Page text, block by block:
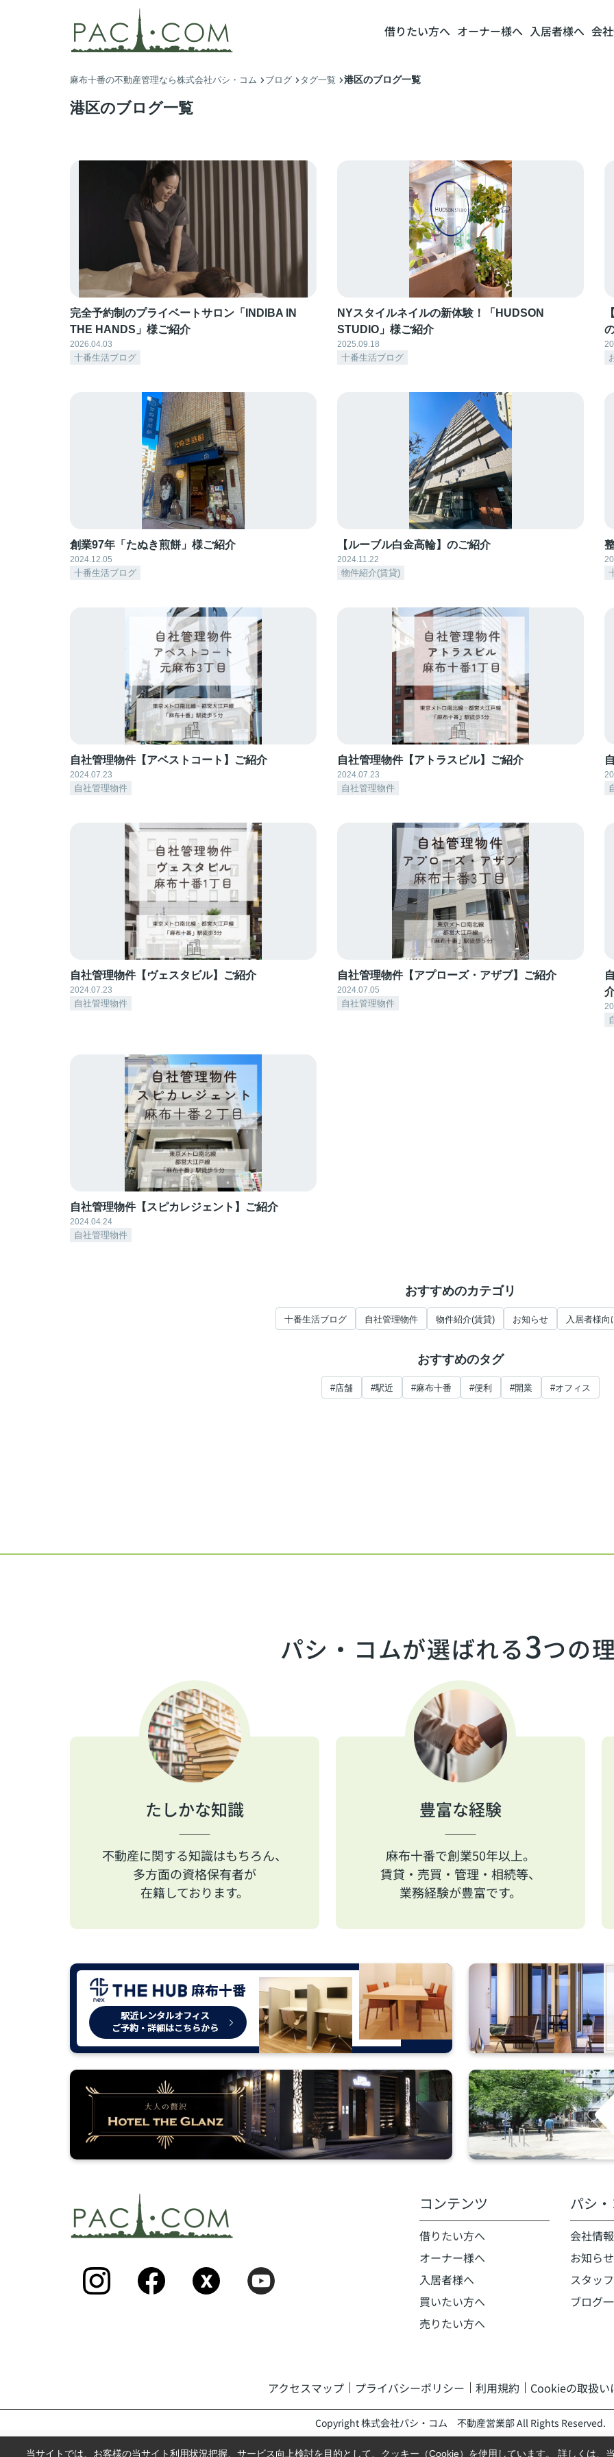
借りたい方へ オーナー様へ 入居者様へ 会
麻布十番の不動産管理なら株式会社パシ・コム ブログ タグ一覧 港区のブログ一覧
港区のブログ一覧
完全予約制のプライベートサロン「INDIBA IN
THE HANDS」様ご紹介
2026.04.03
十番生活ブログ
NYスタイルネイルの新体験！「HUDSON
STUDIO」様ご紹介
2025.09.18
十番生活ブログ
創業97年「たぬき煎餅」様ご紹介
2024.12.05
十番生活ブログ
【ルーブル白金高輪】のご紹介
2024.11.22
物件紹介(賃貸)
自社管理物件【アベストコート】ご紹介
2024.07.23
自社管理物件
自社管理物件【アトラスビル】ご紹介
2024.07.23
自社管理物件
自社管理物件【ヴェスタビル】ご紹介
2024.07.23
自社管理物件
自社管理物件【アプローズ・アザブ】ご紹介
2024.07.05
自社管理物件
自社管理物件【スピカレジェント】ご紹介
2024.04.24
自社管理物件
おすすめのカテゴリ
十番生活ブログ 自社管理物件 物件紹介(賃貸) お知らせ 入居者様向
おすすめのタグ
#店舗 #駅近 #麻布十番 #便利 #開業 #オフィス
パシ・コムが選ばれる3つの
たしかな知識
不動産に関する知識はもちろん、
多方面の資格保有者が
在籍しております。
豊富な経験
麻布十番で創業50年以上。
賃貸・売買・管理・相続等、
業務経験が豊富です。
コンテンツ
借りたい方へ
オーナー様へ
入居者様へ
買いたい方へ
売りたい方へ
パシ
会社情報
お知らせ
スタッ
ブログ
アクセスマップ プライバシーポリシー 利用規約 Cookieの取扱い
Copyright 株式会社パシ・コム 不動産営業部 All Rights Reserved.
当サイトでは、お客様の当サイト利用状況把握、サービス向上検討を目的として、クッキー（Cookie）を使用しています。 詳しくは、